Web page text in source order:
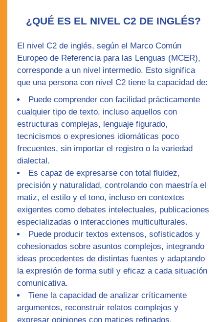
¿QUÉ ES EL NIVEL C2 DE INGLÉS?
El nivel C2 de inglés, según el Marco Común
Europeo de Referencia para las Lenguas (MCER),
corresponde a un nivel intermedio. Esto significa
que una persona con nivel C2 tiene la capacidad de:
Puede comprender con facilidad prácticamente
cualquier tipo de texto, incluso aquellos con
estructuras complejas, lenguaje figurado,
tecnicismos o expresiones idiomáticas poco
frecuentes, sin importar el registro o la variedad
dialectal.
Es capaz de expresarse con total fluidez,
precisión y naturalidad, controlando con maestría el
matiz, el estilo y el tono, incluso en contextos
exigentes como debates intelectuales, publicaciones
especializadas o interacciones multiculturales.
Puede producir textos extensos, sofisticados y
cohesionados sobre asuntos complejos, integrando
ideas procedentes de distintas fuentes y adaptando
la expresión de forma sutil y eficaz a cada situación
comunicativa.
Tiene la capacidad de analizar críticamente
argumentos, reconstruir relatos complejos y
expresar opiniones con matices refinados,